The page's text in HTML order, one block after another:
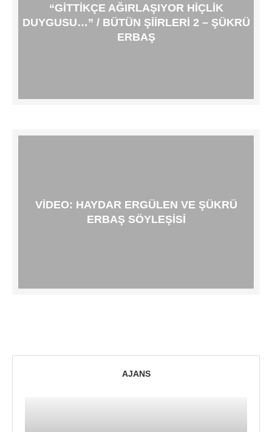
“GITTIKÇE AĞIRLAŞIYOR HIÇLIK
DUYGUSU…” / BÜTÜN ŞIIRLERI 2 – ŞÜKRÜ
ERBAŞ
VIDEO: HAYDAR ERGÜLEN VE ŞÜKRÜ
ERBAŞ SÖYLEŞISI
AJANS